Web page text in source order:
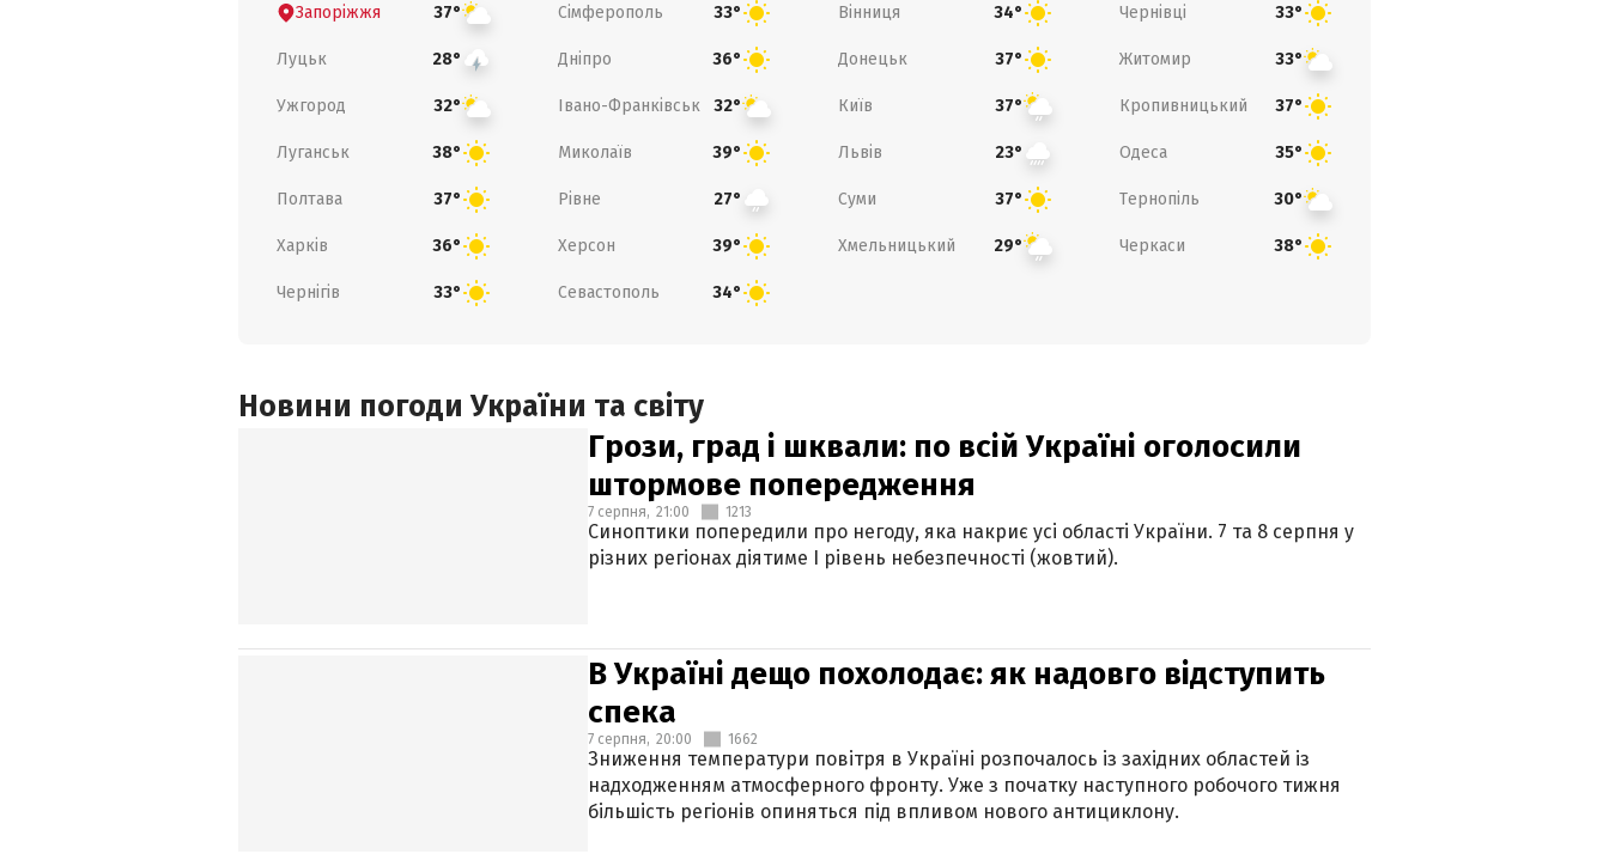
Запоріжжя 37° Сімферополь 33° Вінниця 34° Чернівці 33°
Луцьк 28° Дніпро 36° Донецьк 37° Житомир 33°
Ужгород 32° Івано-Франківськ 32° Київ 37° Кропивницький 37°
Луганськ 38° Миколаїв 39° Львів 23° Одеса 35°
Полтава 37° Рівне 27° Суми 37° Тернопіль 30°
Харків 36° Херсон 39° Хмельницький 29° Черкаси 38°
Чернігів 33° Севастополь 34°
Новини погоди України та світу
Грози, град і шквали: по всій Україні оголосили
штормове попередження
7 серпня, 21:00 1213
Синоптики попередили про негоду, яка накриє усі області України. 7 та 8 серпня у
різних регіонах діятиме І рівень небезпечності (жовтий).
В Україні дещо похолодає: як надовго відступить
спека
7 серпня, 20:00 1662
Зниження температури повітря в Україні розпочалось із західних областей із
надходженням атмосферного фронту. Уже з початку наступного робочого тижня
більшість регіонів опиняться під впливом нового антициклону.